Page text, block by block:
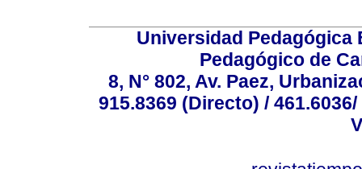
Universidad
Pedagógico de
8, N° 802, Av. Paez,
915.8369 (Directo) /